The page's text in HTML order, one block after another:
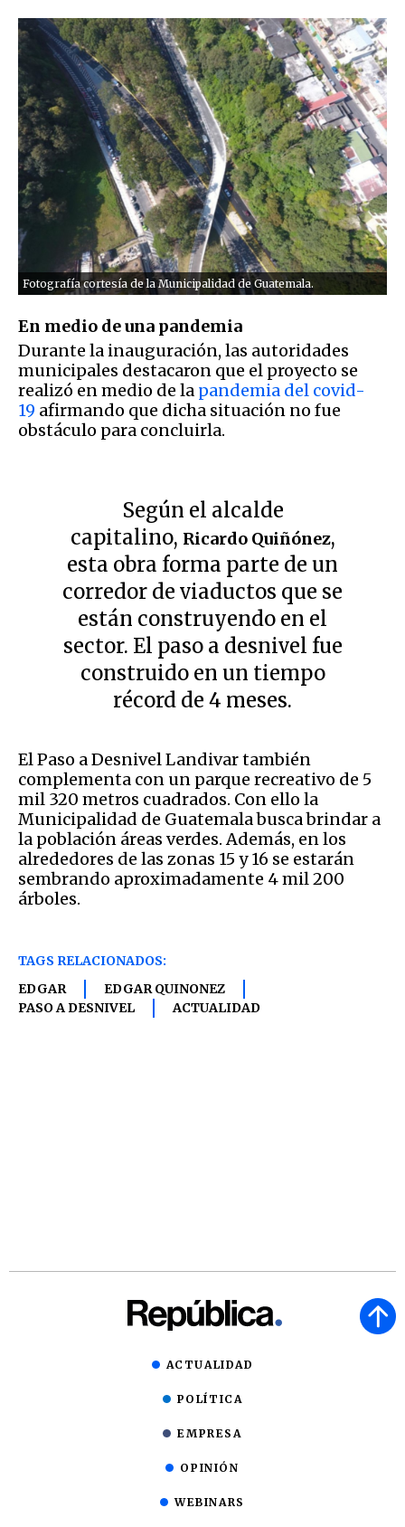
Fotografía cortesía de la Municipalidad de Guatemala.
En medio de una pandemia
Durante la inauguración, las autoridades
municipales destacaron que el proyecto se
realizó en medio de la pandemia del covid-
19 afirmando que dicha situación no fue
obstáculo para concluirla.
Según el alcalde
capitalino, Ricardo Quiñónez,
esta obra forma parte de un
corredor de viaductos que se
están construyendo en el
sector. El paso a desnivel fue
construido en un tiempo
récord de 4 meses.
El Paso a Desnivel Landivar también
complementa con un parque recreativo de 5
mil 320 metros cuadrados. Con ello la
Municipalidad de Guatemala busca brindar a
la población áreas verdes. Además, en los
alrededores de las zonas 15 y 16 se estarán
sembrando aproximadamente 4 mil 200
árboles.
TAGS RELACIONADOS:
EDGAR
EDGAR QUINONEZ
PASO A DESNIVEL
ACTUALIDAD
ACTUALIDAD
POLÍTICA
EMPRESA
OPINIÓN
WEBINARS